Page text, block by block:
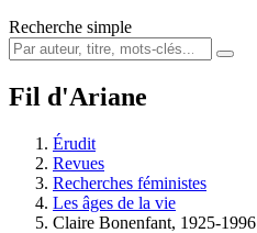
Recherche simple
Fil d'Ariane
Érudit
Revues
Recherches féministes
Les âges de la vie
Claire Bonenfant, 1925-1996